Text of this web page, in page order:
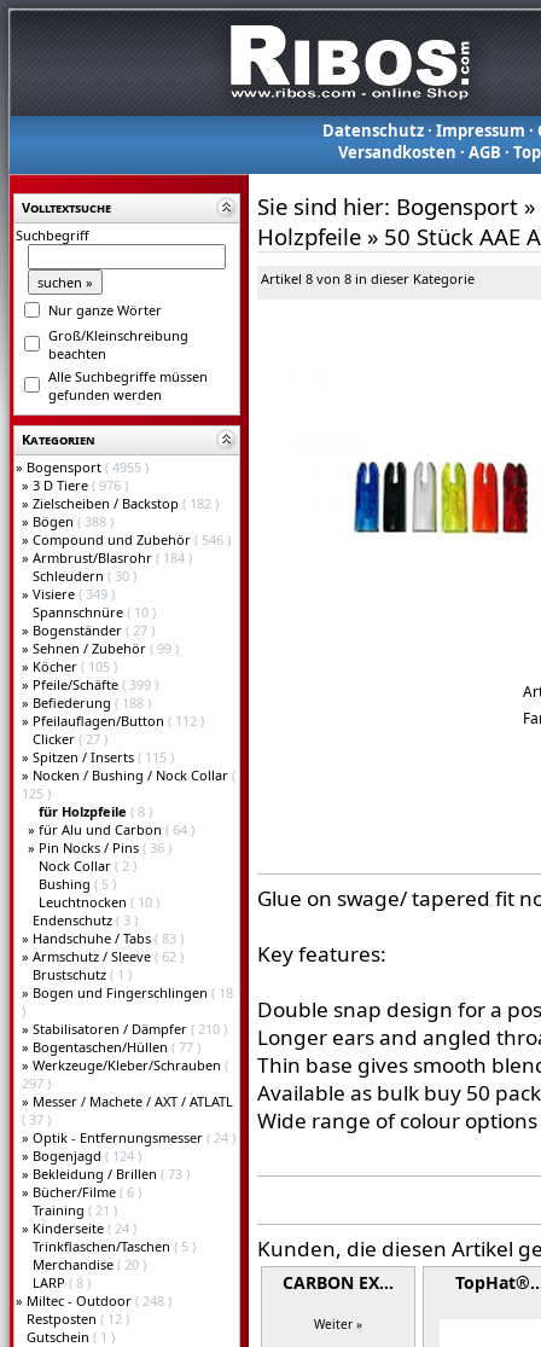
Datenschutz· Impressum ·
Versandkosten ·AGB ·
Volltextsuche
Suchbegriff
Nur ganze Wörter
Groß/Kleinschreibung
beachten
Alle Suchbegriffe müssen
gefunden werden
Kategorien
» Bogensport ( 4955 )
» 3 D Tiere ( 976 )
» Zielscheiben / Backstop ( 182 )
» Bögen ( 388 )
» Compound und Zubehör ( 546 )
» Armbrust/Blasrohr ( 184 )
Schleudern ( 30 )
» Visiere ( 349 )
Spannschnüre ( 10 )
» Bogenständer ( 27 )
» Sehnen / Zubehör ( 99 )
» Köcher ( 105 )
» Pfeile/Schäfte ( 399 )
» Befiederung ( 188 )
» Pfeilauflagen/Button ( 112 )
Clicker ( 27 )
» Spitzen / Inserts ( 115 )
» Nocken / Bushing / Nock Collar (
125 )
für Holzpfeile ( 8 )
» für Alu und Carbon ( 64 )
» Pin Nocks / Pins ( 36 )
Nock Collar ( 2 )
Bushing ( 5 )
Leuchtnocken ( 10 )
Endenschutz ( 3 )
» Handschuhe / Tabs ( 83 )
» Armschutz / Sleeve ( 62 )
Brustschutz ( 1 )
» Bogen und Fingerschlingen ( 18
)
» Stabilisatoren / Dämpfer ( 210 )
» Bogentaschen/Hüllen ( 77 )
» Werkzeuge/Kleber/Schrauben (
297 )
» Messer / Machete / AXT / ATLATL
( 37 )
» Optik - Entfernungsmesser ( 24 )
» Bogenjagd ( 124 )
» Bekleidung / Brillen ( 73 )
» Bücher/Filme ( 6 )
Training ( 21 )
» Kinderseite ( 24 )
Trinkflaschen/Taschen ( 5 )
Merchandise ( 20 )
LARP ( 8 )
» Miltec - Outdoor ( 248 )
Restposten ( 12 )
Gutschein ( 1 )
Sie sind hier: Bogensport »
Holzpfeile » 50 Stück AAE
Artikel 8 von 8 in dieser Kategorie
Glue on swage/ tapered fit
Key features:
Double snap design for a
Longer ears and angled
Thin base gives smooth
Available as bulk buy 50
Wide range of colour
Kunden, die diesen Artikel
CARBON EX…
Weiter »